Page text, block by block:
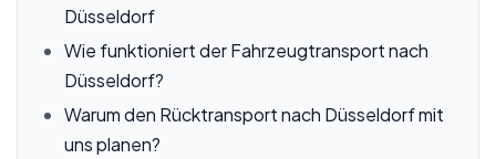
Düsseldorf
Wie funktioniert der Fahrzeugtransport nach
Düsseldorf?
Warum den Rücktransport nach Düsseldorf mit
uns planen?